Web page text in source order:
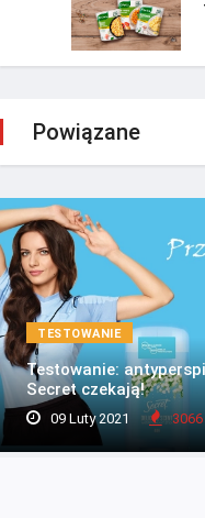
Powiązane
TESTOWANIE
Testowanie:
Secret czekają!
09 Luty 2021 3066